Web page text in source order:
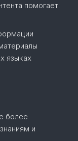
помогает:
языках
более
и